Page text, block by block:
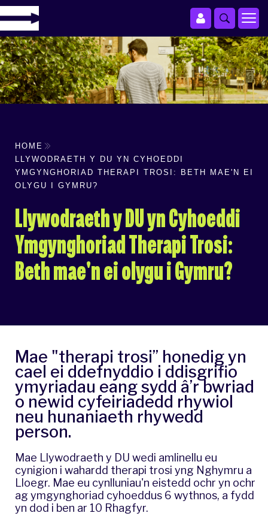
HOME
LLYWODRAETH Y DU YN CYHOEDDI
YMGYNGHORIAD THERAPI TROSI: BETH MAE'N EI
OLYGU I GYMRU?
Llywodraeth y DU yn Cyhoeddi
Ymgynghoriad Therapi Trosi:
Beth mae'n ei olygu i Gymru?
Mae "therapi trosi” honedig yn
cael ei ddefnyddio i ddisgrifio
ymyriadau eang sydd â’r bwriad
o newid cyfeiriadedd rhywiol
neu hunaniaeth rhywedd
person.
Mae Llywodraeth y DU wedi amlinellu eu
cynigion i wahardd therapi trosi yng Nghymru a
Lloegr. Mae eu cynlluniau'n eistedd ochr yn ochr
ag ymgynghoriad cyhoeddus 6 wythnos, a fydd
yn dod i ben ar 10 Rhagfyr.